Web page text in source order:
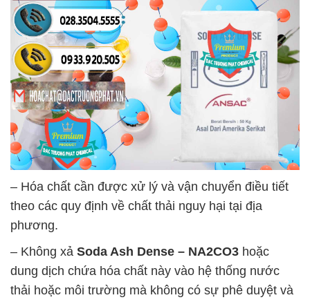
– Hóa chất cần được xử lý và vận chuyển điều tiết
theo các quy định về chất thải nguy hại tại địa
phương.
– Không xả Soda Ash Dense – NA2CO3 hoặc
dung dịch chứa hóa chất này vào hệ thống nước
thải hoặc môi trường mà không có sự phê duyệt và